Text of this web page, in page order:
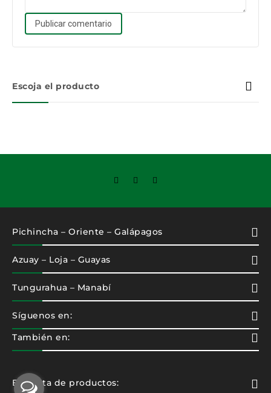
Escoja el producto
Pichincha – Oriente – Galápagos
Azuay – Loja – Guayas
Tungurahua – Manabí
Síguenos en:
También en:
Etiqueta de productos: